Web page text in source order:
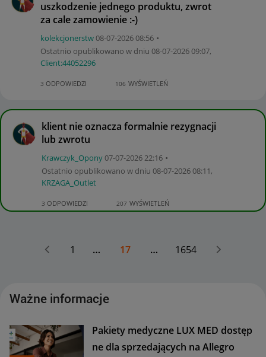
uszkodzenie jednego produktu, zwrot
za cale zamowienie :-)
kolekcjonerstw‎08-07-202608:56
Ostatnio opublikowano w dniu ‎08-07-202609:07,
Client:44052296
3 ODPOWIEDZI 106 WYŚWIETLEŃ
klient nie oznacza formalnie rezygnacji
lub zwrotu
Krawczyk_Opony‎07-07-202622:16
Ostatnio opublikowano w dniu ‎08-07-202608:11,
KRZAGA_Outlet
3 ODPOWIEDZI 207 WYŚWIETLEŃ
1 … 17 … 1654
Ważne informacje
Pakiety medyczne LUX MED dostęp
ne dla sprzedających na Allegro